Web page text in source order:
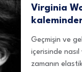
Virginia
Geçmişin ve
içerisinde
zamanın